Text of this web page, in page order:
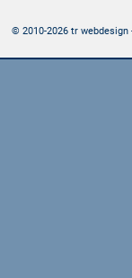
© 2010-2026 tr